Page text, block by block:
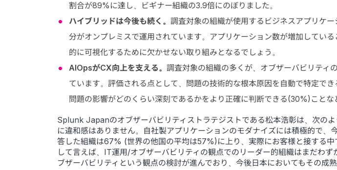
割合が89%に達し、ビギナー組織の3.9倍にのぼりました。
ハイブリッドは今後も続く。 調査対象の組織が使用するビジネスアプリケ
分がオンプレミスで運用されています。アプリケーション数が増加してい
的に可視化するために欠かせない取り組みとなるでしょう。
AIOpsがCX向上を支える。 調査対象の組織の多くが、オブザーバビリティ
ています。評価される点として、問題の技術的な根本原因を自動で特定で
問題の影響がどのくらい深刻であるかをより正確に判断できる(30%)ことな
Splunk Japanのオブザーバビリティストラテジストである松本浩彰は、次の
に違和感はありません。自社製アプリケーションのモダナイズには積極的で
答した組織は67% (世界の他国の平均は57%)に上り、実際にお客様と接する
して言えば、IT運用/オブザーバビリティの観点でのリーダー的組織はまだわ
ブザーバビリティという観点の検討が進んでおり、今後日本においてもその成